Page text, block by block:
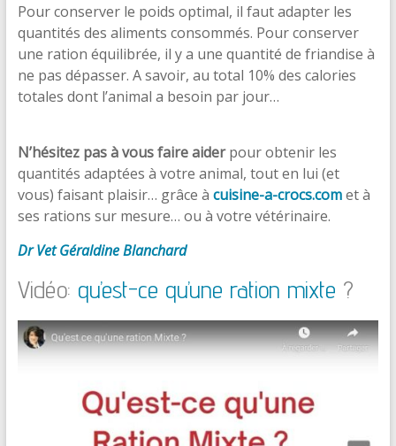
Pour conserver le poids optimal, il faut adapter les
quantités des aliments consommés. Pour conserver
une ration équilibrée, il y a une quantité de friandise à
ne pas dépasser. A savoir, au total 10% des calories
totales dont l’animal a besoin par jour…
N’hésitez pas à vous faire aiderpour obtenir les
quantités adaptées à votre animal, tout en lui (et
vous) faisant plaisir… grâce à cuisine-a-crocs.comet à
ses rations sur mesure… ou à votre vétérinaire.
Dr Vet Géraldine Blanchard
Vidéo: qu’est-ce qu’une ration mixte ?